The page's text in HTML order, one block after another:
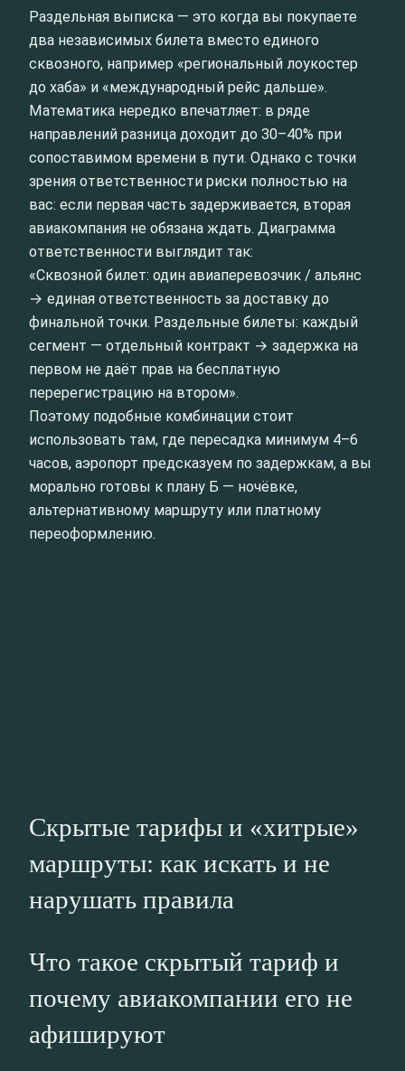
Раздельная выписка — это когда вы покупаете
два независимых билета вместо единого
сквозного, например «региональный лоукостер
до хаба» и «международный рейс дальше».
Математика нередко впечатляет: в ряде
направлений разница доходит до 30–40% при
сопоставимом времени в пути. Однако с точки
зрения ответственности риски полностью на
вас: если первая часть задерживается, вторая
авиакомпания не обязана ждать. Диаграмма
ответственности выглядит так:
«Сквозной билет: один авиаперевозчик / альянс
→ единая ответственность за доставку до
финальной точки. Раздельные билеты: каждый
сегмент — отдельный контракт → задержка на
первом не даёт прав на бесплатную
перерегистрацию на втором».
Поэтому подобные комбинации стоит
использовать там, где пересадка минимум 4–6
часов, аэропорт предсказуем по задержкам, а вы
морально готовы к плану Б — ночёвке,
альтернативному маршруту или платному
переоформлению.
Скрытые тарифы и «хитрые»
маршруты: как искать и не
нарушать правила
Что такое скрытый тариф и
почему авиакомпании его не
афишируют